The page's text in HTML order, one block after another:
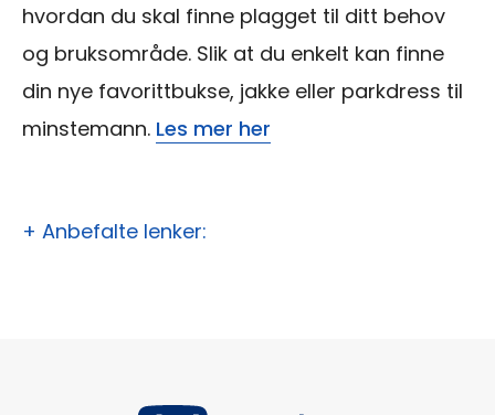
hvordan du skal finne plagget til ditt behov
og bruksområde. Slik at du enkelt kan finne
din nye favorittbukse, jakke eller parkdress til
minstemann. Les mer her
+ Anbefalte lenker: